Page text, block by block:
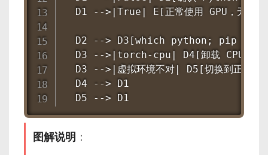
D1 -->|True| E[正常使用 GPU，无需继
D2 --> D3[which python; pip
D3 -->|torch-cpu| D4[卸载 CPU 版
D3 -->|虚拟环境不对| D5[切换到正确的
  D4 --> D1
  D5 --> D1
图解说明 ：